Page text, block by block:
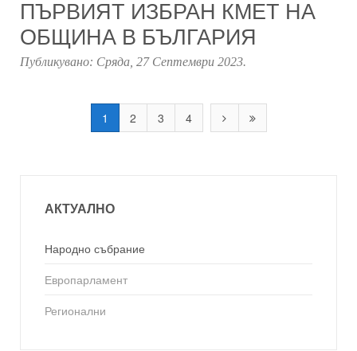
ПЪРВИЯТ ИЗБРАН КМЕТ НА
ОБЩИНА В БЪЛГАРИЯ
Публикувано: Сряда, 27 Септември 2023.
1 2 3 4
АКТУАЛНО
Народно събрание
Европарламент
Регионални